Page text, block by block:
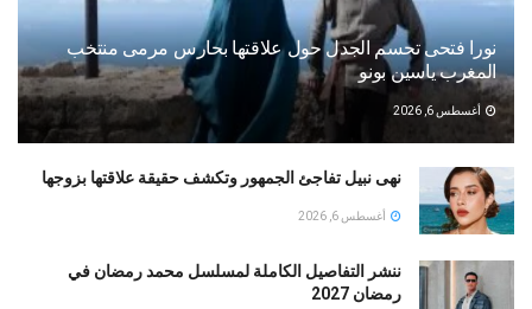
نورا فتحى تحسم الجدل حول علاقتها بحارس مرمى منتخب
المغرب ياسين بونو ‏
أغسطس 6, 2026
نهى نبيل تفاجئ الجمهور وتكشف حقيقة علاقتها بزوجها
أغسطس 6, 2026
ننشر التفاصيل الكاملة لمسلسل محمد رمضان في
رمضان 2027